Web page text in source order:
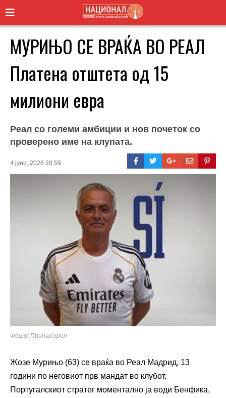
МУРИЊО СЕ ВРАЌА ВО РЕАЛ
Платена отштета од 15
милиони евра
Реал со големи амбиции и нов почеток со
проверено име на клупата.
4 јуни, 2026 20:59
Фото: Принтскрин
Жозе Мурињо (63) се враќа во Реал Мадрид, 13
години по неговиот прв мандат во клубот.
Португалскиот стратег моментално ја води Бенфика,